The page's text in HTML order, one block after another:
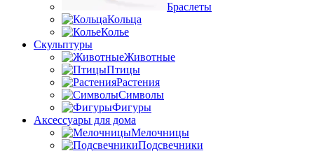
Браслеты
Кольца
Колье
Скульптуры
Животные
Птицы
Растения
Символы
Фигуры
Аксессуары для дома
Мелочницы
Подсвечники